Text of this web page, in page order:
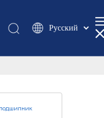
Pусский
românesc